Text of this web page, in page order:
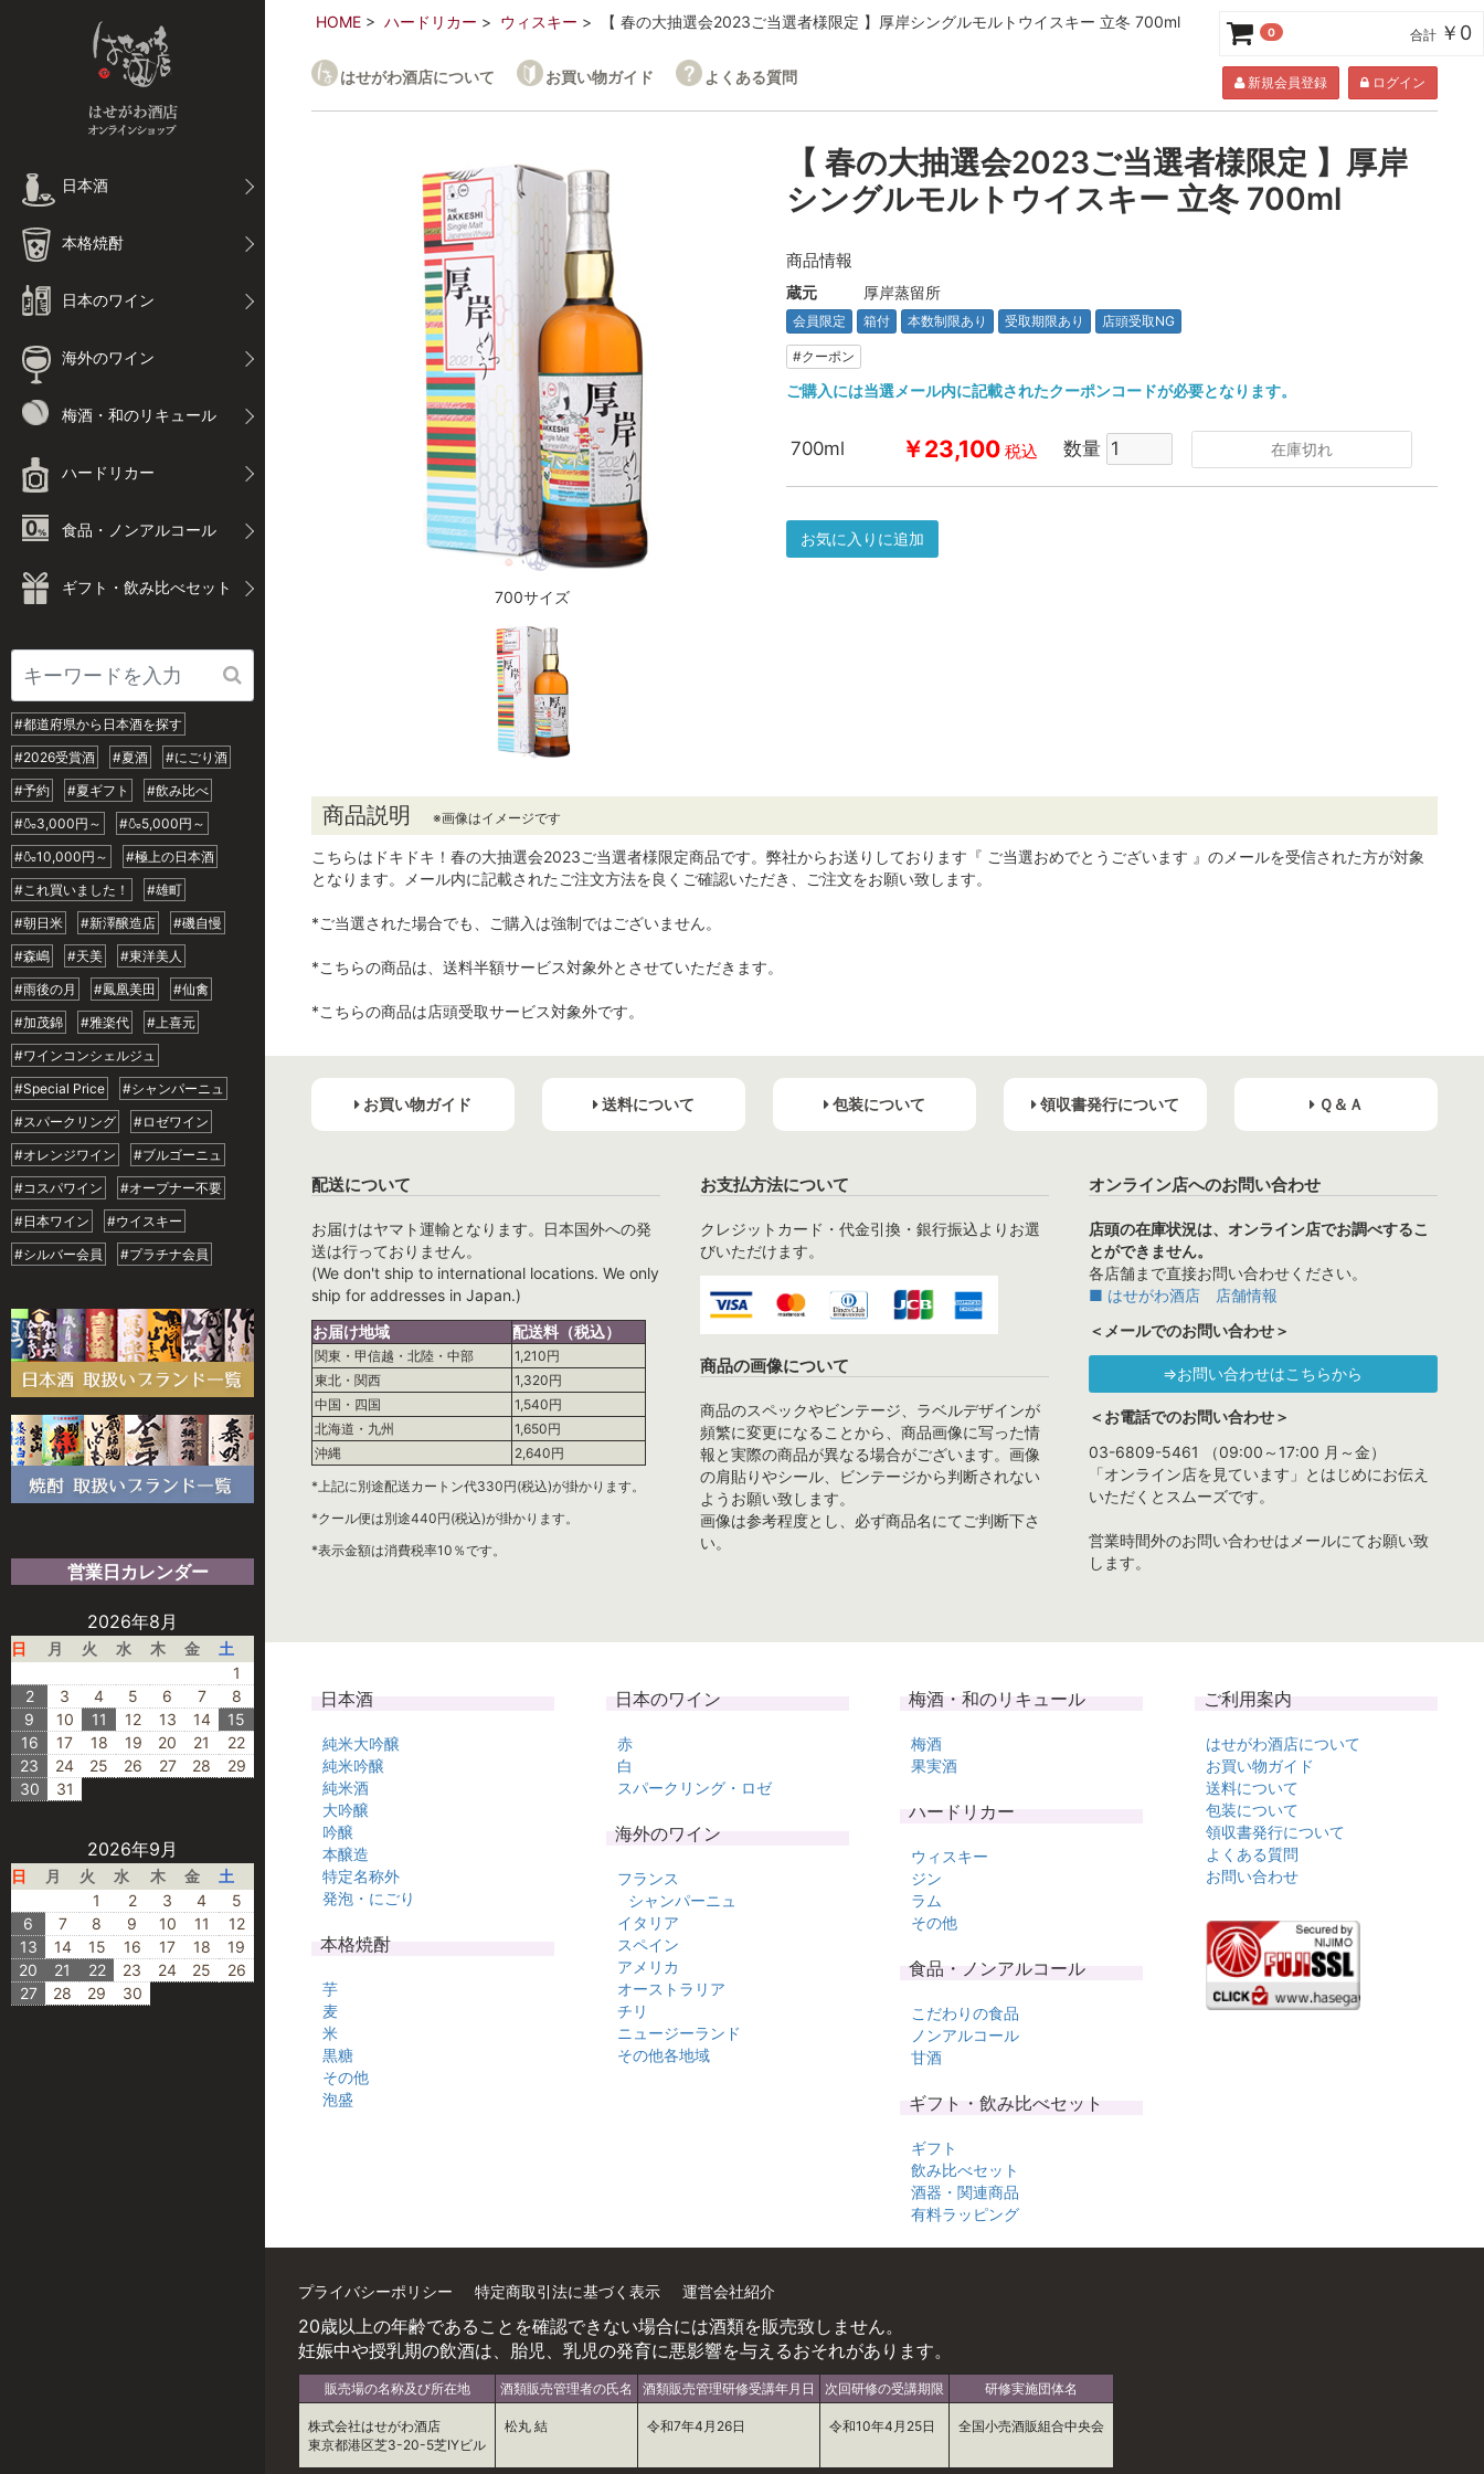
日本酒
本格焼酎
日本のワイン
海外のワイン
梅酒・和のリキュール
ハードリカー
食品・ノンアルコール
ギフト・飲み比べセット
#都道府県から日本酒を探す
#2026受賞酒
#夏酒
#にごり酒
#予約
#夏ギフト
#飲み比べ
#🍶3,000円～
#🍶5,000円～
#🍶10,000円～
#極上の日本酒
#これ買いました！
#雄町
#朝日米
#新澤醸造店
#磯自慢
#森嶋
#天美
#東洋美人
#雨後の月
#鳳凰美田
#仙禽
#加茂錦
#雅楽代
#上喜元
#ワインコンシェルジュ
#Special Price
#シャンパーニュ
#スパークリング
#ロゼワイン
#オレンジワイン
#ブルゴーニュ
#コスパワイン
#オープナー不要
#日本ワイン
#ウイスキー
#シルバー会員
#プラチナ会員
営業日カレンダー
2026年8月
日 月 火 水 木 金
土
1
2
3 4 5 6 7
8
9
10 11 12 13 14
15
16
17 18 19 20 21
22
23
24 25 26 27 28
29
30
31
2026年9月
日 月 火 水 木 金
土
1
2 3 4
5
6
7 8 9 10 11
12
13
14 15 16 17 18
19
20
21 22 23 24 25
26
27
28 29 30
HOME ハードリカー ウィスキー 【 春の大抽選会2023ご当選者様限定 】厚岸シングルモルトウイスキー 立冬 700ml
はせがわ酒店について お買い物ガイド よくある質問 新規会員登録 ログイン
700サイズ
【 春の大抽選会2023ご当選者様限定 】厚岸
シングルモルトウイスキー 立冬 700ml
商品情報
蔵元 厚岸蒸留所
会員限定 箱付 本数制限あり 受取期限あり 店頭受取NG
#クーポン
ご購入には当選メール内に記載されたクーポンコードが必要となります。
700ml ￥23,100 税込 数量 在庫切れ
お気に入りに追加
商品説明 ※画像はイメージです
こちらはドキドキ！春の大抽選会2023ご当選者様限定商品です。弊社からお送りしております『 ご当選おめでとうございます 』のメールを受信された方が対象
となります。メール内に記載されたご注文方法を良くご確認いただき、ご注文をお願い致します。
*ご当選された場合でも、ご購入は強制ではございません。
*こちらの商品は、送料半額サービス対象外とさせていただきます。
*こちらの商品は店頭受取サービス対象外です。
0 合計 ￥0
お買い物ガイド 送料について 包装について 領収書発行について Ｑ＆Ａ
配送について
お届けはヤマト運輸となります。日本国外への発
送は行っておりません。
(We don't ship to international locations. We only
ship for addresses in Japan.)
お届け地域
配送料（税込）
関東・甲信越・北陸・中部
1,210円
東北・関西
1,320円
中国・四国
1,540円
北海道・九州
1,650円
沖縄
2,640円
*上記に別途配送カートン代330円(税込)が掛かります。
*クール便は別途440円(税込)が掛かります。
*表示金額は消費税率10％です。
お支払方法について
クレジットカード・代金引換・銀行振込よりお選
びいただけます。
商品の画像について
商品のスペックやビンテージ、ラベルデザインが
頻繁に変更になることから、商品画像に写った情
報と実際の商品が異なる場合がございます。画像
の肩貼りやシール、ビンテージから判断されない
ようお願い致します。
画像は参考程度とし、必ず商品名にてご判断下さ
い。
オンライン店へのお問い合わせ
店頭の在庫状況は、オンライン店でお調べするこ
とができません。
各店舗まで直接お問い合わせください。
■ はせがわ酒店 店舗情報
＜メールでのお問い合わせ＞
⇒お問い合わせはこちらから
＜お電話でのお問い合わせ＞
03-6809-5461 （09:00～17:00 月～金）
「オンライン店を見ています」とはじめにお伝え
いただくとスムーズです。
営業時間外のお問い合わせはメールにてお願い致
します。
日本酒
純米大吟醸
純米吟醸
純米酒
大吟醸
吟醸
本醸造
特定名称外
発泡・にごり
本格焼酎
芋
麦
米
黒糖
その他
泡盛
日本のワイン
赤
白
スパークリング・ロゼ
海外のワイン
フランス
シャンパーニュ
イタリア
スペイン
アメリカ
オーストラリア
チリ
ニュージーランド
その他各地域
梅酒・和のリキュール
梅酒
果実酒
ハードリカー
ウィスキー
ジン
ラム
その他
食品・ノンアルコール
こだわりの食品
ノンアルコール
甘酒
ギフト・飲み比べセット
ギフト
飲み比べセット
酒器・関連商品
有料ラッピング
ご利用案内
はせがわ酒店について
お買い物ガイド
送料について
包装について
領収書発行について
よくある質問
お問い合わせ
プライバシーポリシー 特定商取引法に基づく表示 運営会社紹介
20歳以上の年齢であることを確認できない場合には酒類を販売致しません。
妊娠中や授乳期の飲酒は、胎児、乳児の発育に悪影響を与えるおそれがあります。
販売場の名称及び所在地
株式会社はせがわ酒店
東京都港区芝3-20-5芝IYビル
酒類販売管理者の氏名
松丸 結
酒類販売管理研修受講年月日
令和7年4月26日
次回研修の受講期限
令和10年4月25日
研修実施団体名
全国小売酒販組合中央会